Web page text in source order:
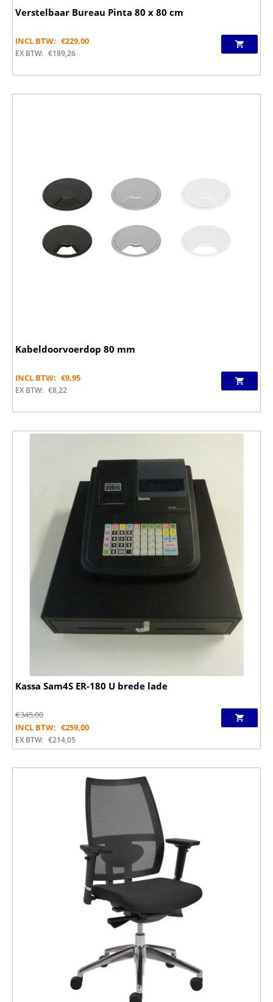
Verstelbaar Bureau Pinta 80 x 80 cm
INCL BTW: €229,00
EX BTW: €189,26
Kabeldoorvoerdop 80 mm
INCL BTW: €9,95
EX BTW: €8,22
Kassa Sam4S ER-180 U brede lade
€345,00
INCL BTW: €259,00
EX BTW: €214,05